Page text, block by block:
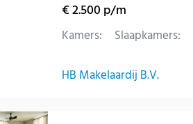
€ 2.500 p/m
Kamers: Slaapkamers:
HB Makelaardij B.V.